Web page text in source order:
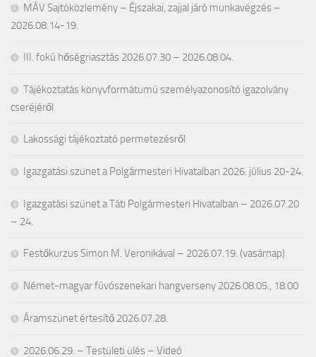
MÁV Sajtóközlemény – Éjszakai, zajjal járó munkavégzés –
2026.08.14-19.
III. fokú hőségriasztás 2026.07.30 – 2026.08.04.
Tájékoztatás könyvformátumú személyazonosító igazolvány
cseréjéről
Lakossági tájékoztató permetezésről
Igazgatási szünet a Polgármesteri Hivatalban 2026. július 20-24.
Igazgatási szünet a Táti Polgármesteri Hivatalban – 2026.07.20
– 24.
Festőkurzus Simon M. Veronikával – 2026.07.19. (vasárnap)
Német-magyar fúvószenekari hangverseny 2026.08.05., 18.00
Áramszünet értesítő 2026.07.28.
2026.06.29. – Testületi ülés – Videó